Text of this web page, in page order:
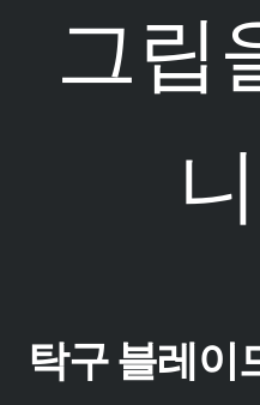
그립
탁구 블레이